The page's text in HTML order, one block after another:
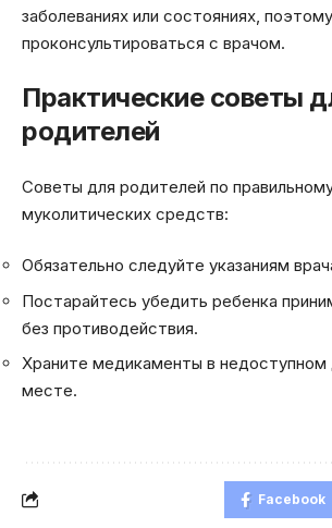
заболеваниях или состояниях,
проконсультироваться с врачом.
Практические советы
родителей
Советы для родителей по
муколитических средств:
Обязательно следуйте указаниям
Постарайтесь убедить ребенка
без противодействия.
Храните медикаменты в недоступном
месте.
Facebook